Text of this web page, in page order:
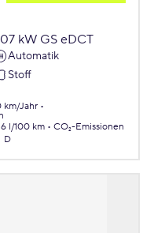
kW GS eDCT
Automatik
Stoff
km/Jahr
l/100 km
CO₂-Emissionen
D